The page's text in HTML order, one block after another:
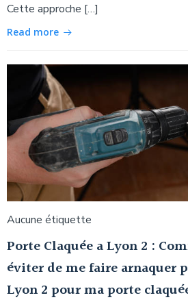
Cette approche […]
Read more
Aucune étiquette
Porte Claquée a Lyon 2 :
éviter de me faire arnaquer
Lyon 2 pour ma porte